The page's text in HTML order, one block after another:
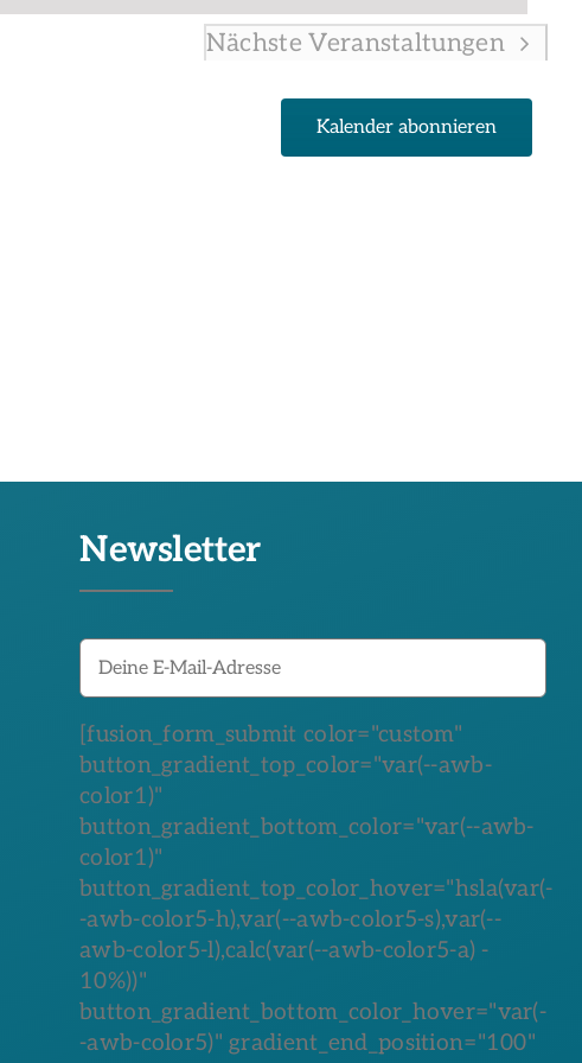
NächsteVeranstaltungen
Kalender abonnieren
Newsletter
[fusion_form_submit color="custom"
button_gradient_top_color="var(--awb-
color1)"
button_gradient_bottom_color="var(--awb-
color1)"
button_gradient_top_color_hover="hsla(var(-
-awb-color5-h),var(--awb-color5-s),var(--
awb-color5-l),calc(var(--awb-color5-a) -
10%))"
button_gradient_bottom_color_hover="var(-
-awb-color5)" gradient_end_position="100"